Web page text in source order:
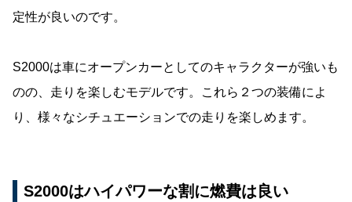
定性が良いのです。
S2000は車にオープンカーとしてのキャラクターが強いも
のの、走りを楽しむモデルです。これら２つの装備によ
り、様々なシチュエーションでの走りを楽しめます。
S2000はハイパワーな割に燃費は良い